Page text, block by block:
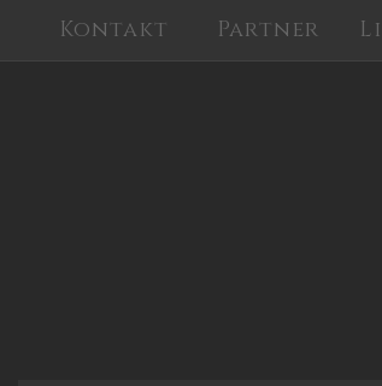
Kontakt Partner